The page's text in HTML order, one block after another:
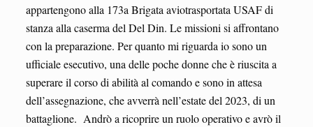
appartengono alla 173a Brigata aviotrasportata USAF di
stanza alla caserma del Del Din. Le missioni si affrontano
con la preparazione. Per quanto mi riguarda io sono un
ufficiale esecutivo, una delle poche donne che è riuscita a
superare il corso di abilità al comando e sono in attesa
dell’assegnazione, che avverrà nell’estate del 2023, di un
battaglione. Andrò a ricoprire un ruolo operativo e avrò il